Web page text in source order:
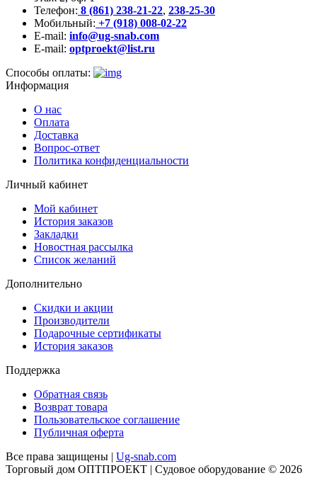
Телефон: 8 (861) 238-21-22, 238-25-30
Мобильный: +7 (918) 008-02-22
E-mail: info@ug-snab.com
E-mail: optproekt@list.ru
Способы оплаты:
Информация
О нас
Оплата
Доставка
Вопрос-ответ
Политика конфиденциальности
Личный кабинет
Мой кабинет
История заказов
Закладки
Новостная рассылка
Список желаний
Дополнительно
Скидки и акции
Производители
Подарочные сертификаты
История заказов
Поддержка
Обратная связь
Возврат товара
Пользовательское соглашение
Публичная оферта
Все права защищены | Ug-snab.com
Торговый дом ОПТПРОЕКТ | Судовое оборудование © 2026